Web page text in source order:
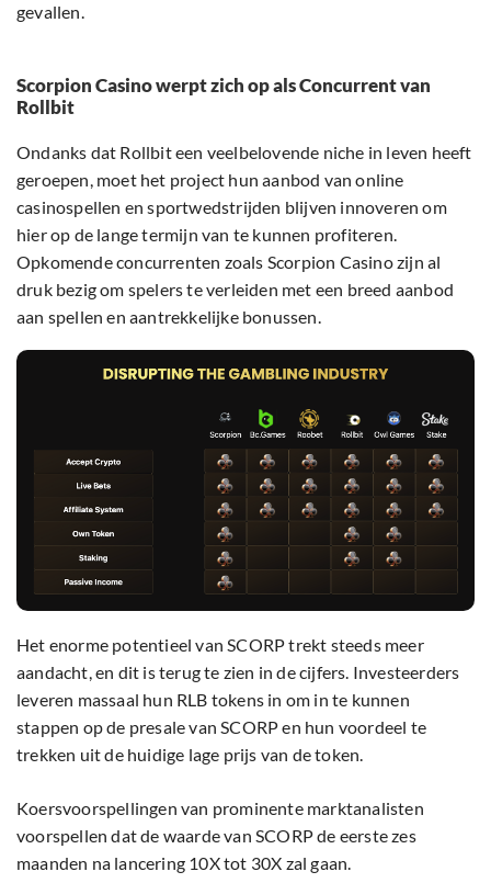
gevallen.
Scorpion Casino werpt zich op als Concurrent van
Rollbit
Ondanks dat Rollbit een veelbelovende niche in leven heeft
geroepen, moet het project hun aanbod van online
casinospellen en sportwedstrijden blijven innoveren om
hier op de lange termijn van te kunnen profiteren.
Opkomende concurrenten zoals Scorpion Casino zijn al
druk bezig om spelers te verleiden met een breed aanbod
aan spellen en aantrekkelijke bonussen.
Het enorme potentieel van SCORP trekt steeds meer
aandacht, en dit is terug te zien in de cijfers. Investeerders
leveren massaal hun RLB tokens in om in te kunnen
stappen op de presale van SCORP en hun voordeel te
trekken uit de huidige lage prijs van de token.
Koersvoorspellingen van prominente marktanalisten
voorspellen dat de waarde van SCORP de eerste zes
maanden na lancering 10X tot 30X zal gaan.